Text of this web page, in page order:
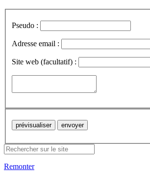
Pseudo :
Adresse email :
Site web (facultatif) :
Remonter